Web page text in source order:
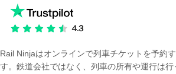
Rail Ninjaはオンラインで列車チケットを予約
す。鉄道会社ではなく、列車の所有や運行は